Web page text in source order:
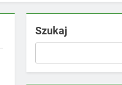
Szukaj